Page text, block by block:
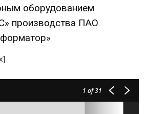
оборудованием
производства ПАО
1 of 31